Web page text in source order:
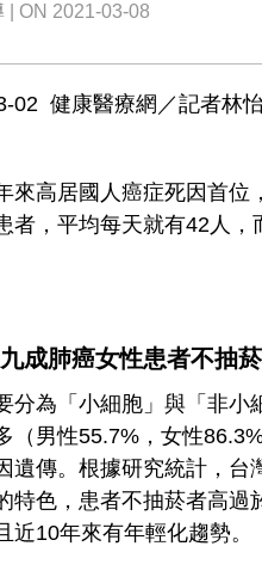
| ON 2021-03-08
02 健康醫療網／記者林
來高居國人癌症死因首位
者，平均每天就有42人
成肺癌女性患者不抽
分為「小細胞」與「非小
（男性55.7%，女性
遺傳。根據研究統計，
特色，患者不抽菸者高過
近10年來有年輕化趨勢。